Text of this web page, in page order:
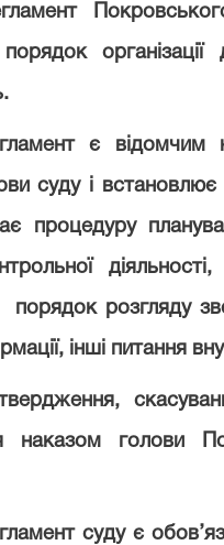
організації
є відомчим
суду і встановлює
процедуру
порядок розгляду
інші питання
наказом голови
суду є